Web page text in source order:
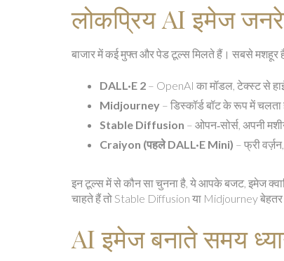
लोकप्रिय AI इमेज
बाजार में कई मुफ्त और पेड टूल्स मिलते हैं। सबसे मशहूर
DALL·E 2 – OpenAI का मॉडल, टेक्स्ट से
Midjourney – डिस्कॉर्ड बॉट के रूप में चलता
Stable Diffusion – ओपन‑सोर्स, अपनी
Craiyon (पहले DALL·E Mini) – फ्री
इन टूल्स में से कौन सा चुनना है, ये आपके बजट, इमेज
चाहते हैं तो Stable Diffusion या Midjourney
AI इमेज बनाते समय